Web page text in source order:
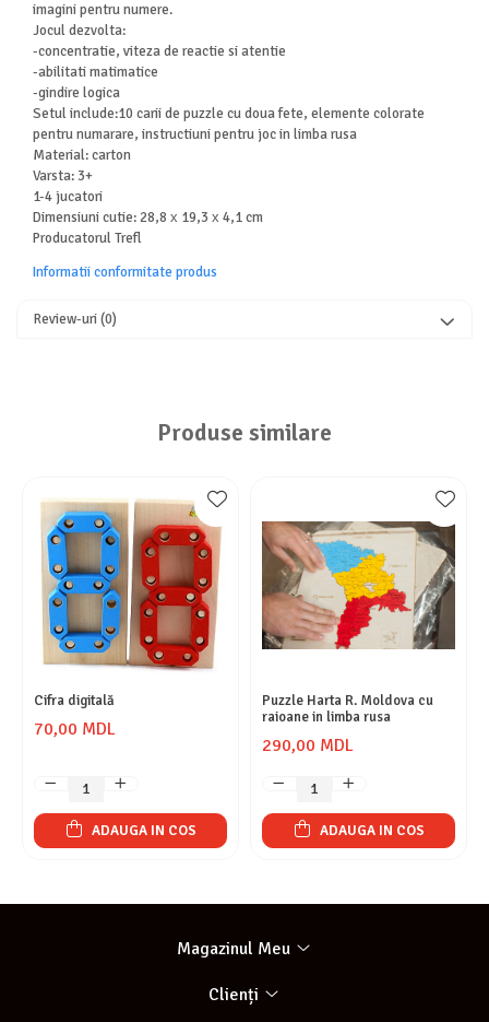
imagini pentru numere.
Jocul dezvolta:
-concentratie, viteza de reactie si atentie
-abilitati matimatice
-gindire logica
Setul include:10 carii de puzzle cu doua fete, elemente colorate
pentru numarare, instructiuni pentru joc in limba rusa
Material: carton
Varsta: 3+
1-4 jucatori
Dimensiuni cutie: 28,8 х 19,3 х 4,1 cm
Producatorul Trefl
Informatii conformitate produs
Review-uri(0)
Produse similare
Cifra digitală
70,00 MDL
ADAUGA IN COS
Puzzle Harta R. Moldova cu
raioane in limba rusa
290,00 MDL
ADAUGA IN COS
Magazinul Meu
Clienți